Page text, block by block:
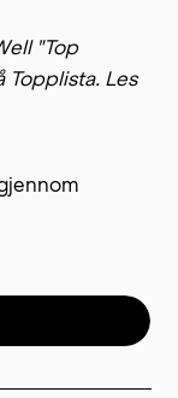
"Top
Topplista. Les